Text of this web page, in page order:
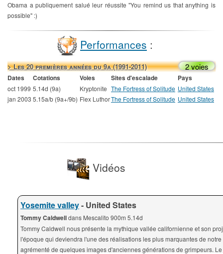
Obama a publiquement salué leur réussite "You remind us that anything is
possible" :)
Performances :
> Les 20 premières années du 9a (1991-2011) 2 voies
Dates Cotations Voies Sites d'escalade Pays
oct 1999 5.14d (9a) Kryptonite The Fortress of Solitude United States
jan 2003 5.15a/b (9a+/9b) Flex LuthorThe Fortress of Solitude United States
Vidéos
Yosemite valley- United States
Tommy Caldwelldans Mescalito 900m 5.14d
Tommy Caldwell nous présente la mythique vallée californienne et son
l'époque qui deviendra l'une des réalisations les plus marquantes de notre
agrémenté de quelques images d'anciennes générations de grimpeurs. Le